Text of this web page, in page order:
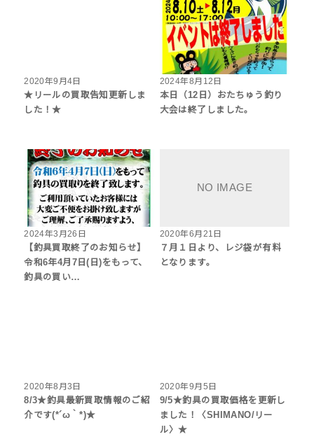
2020年9月4日
★リールの買取告知更新しま
した！★
2024年8月12日
本日（12日）おたちゅう釣り
大会は終了しました。
2024年3月26日
【釣具買取終了のお知らせ】
令和6年4月7日(日)をもって、
釣具の買い…
2020年6月21日
７月１日より、レジ袋が有料
となります。
2020年8月3日
8/3★釣具最新買取情報のご紹
介です(*´ω｀*)★
2020年9月5日
9/5★釣具の買取価格を更新し
ました！〈SHIMANO/リー
ル〉★